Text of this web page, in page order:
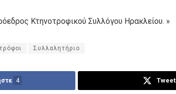
Κτηνοτροφικού Συλλόγου Ηρακλείου. »
Συλλαλητήριο
4 Tweet